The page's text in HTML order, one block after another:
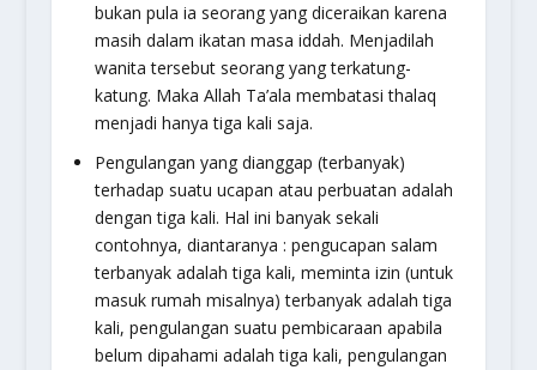
bukan pula ia seorang yang diceraikan karena
masih dalam ikatan masa iddah. Menjadilah
wanita tersebut seorang yang terkatung-
katung. Maka Allah Ta’ala membatasi thalaq
menjadi hanya tiga kali saja.
Pengulangan yang dianggap (terbanyak)
terhadap suatu ucapan atau perbuatan adalah
dengan tiga kali. Hal ini banyak sekali
contohnya, diantaranya : pengucapan salam
terbanyak adalah tiga kali, meminta izin (untuk
masuk rumah misalnya) terbanyak adalah tiga
kali, pengulangan suatu pembicaraan apabila
belum dipahami adalah tiga kali, pengulangan